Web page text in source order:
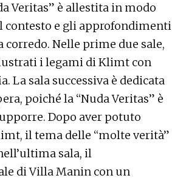
Veritas” è allestita in modo
contesto e gli approfondimenti
Nelle prime due sale,
i legami di Klimt con
La sala successiva è dedicata
poiché la “Nuda Veritas” è
Dopo aver potuto
il tema delle “molte verità”
sala, il
di Villa Manin con un